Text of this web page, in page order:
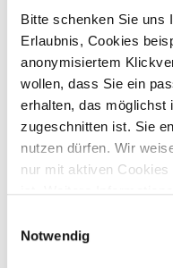
Bitte schenken Sie uns
Erlaubnis, Cookies
anonymisiertem
wollen, dass Sie ein
erhalten, das möglichst
zugeschnitten ist. Sie
nutzen dürfen. Wir
nur mit aktiven
ist. Weitere
Notwendig
Sanitär
Frischwassertank-
Frischwassertank
Warmwasserboiler
Cassetten-Toilette
Abwasser-Rolltank